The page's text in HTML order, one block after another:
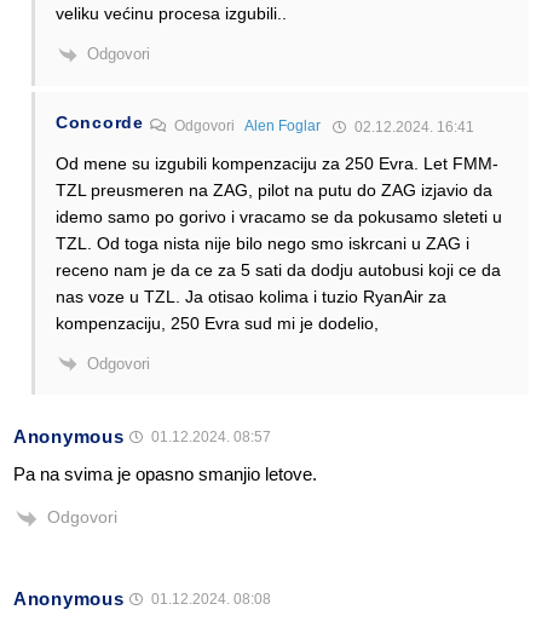
veliku većinu procesa izgubili..
Odgovori
Concorde Odgovori Alen Foglar 02.12.2024. 16:41
Od mene su izgubili kompenzaciju za 250 Evra. Let FMM-
TZL preusmeren na ZAG, pilot na putu do ZAG izjavio da
idemo samo po gorivo i vracamo se da pokusamo sleteti u
TZL. Od toga nista nije bilo nego smo iskrcani u ZAG i
receno nam je da ce za 5 sati da dodju autobusi koji ce da
nas voze u TZL. Ja otisao kolima i tuzio RyanAir za
kompenzaciju, 250 Evra sud mi je dodelio,
Odgovori
Anonymous 01.12.2024. 08:57
Pa na svima je opasno smanjio letove.
Odgovori
Anonymous 01.12.2024. 08:08